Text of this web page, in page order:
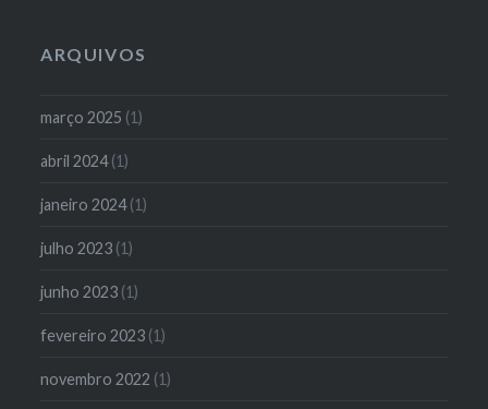
ARQUIVOS
março 2025 (1)
abril 2024(1)
janeiro 2024(1)
julho 2023 (1)
junho 2023 (1)
fevereiro 2023 (1)
novembro 2022 (1)